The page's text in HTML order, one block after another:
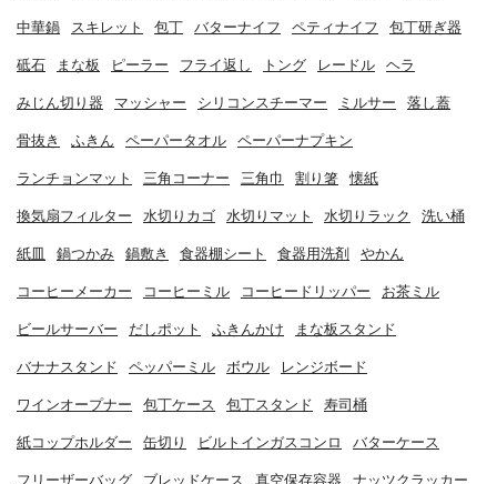
中華鍋 スキレット 包丁 バターナイフ ペティナイフ 包丁研ぎ器
砥石 まな板 ピーラー フライ返し トング レードル ヘラ
みじん切り器 マッシャー シリコンスチーマー ミルサー 落し蓋
骨抜き ふきん ペーパータオル ペーパーナプキン
ランチョンマット 三角コーナー 三角巾 割り箸 懐紙
換気扇フィルター 水切りカゴ 水切りマット 水切りラック 洗い桶
紙皿 鍋つかみ 鍋敷き 食器棚シート 食器用洗剤 やかん
コーヒーメーカー コーヒーミル コーヒードリッパー お茶ミル
ビールサーバー だしポット ふきんかけ まな板スタンド
バナナスタンド ペッパーミル ボウル レンジボード
ワインオープナー 包丁ケース 包丁スタンド 寿司桶
紙コップホルダー 缶切り ビルトインガスコンロ バターケース
フリーザーバッグ ブレッドケース 真空保存容器 ナッツクラッカー